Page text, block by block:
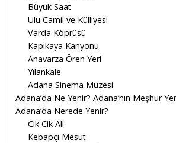
Büyük Saat
Ulu Camii ve Külliyesi
Varda Köprüsü
Kapıkaya Kanyonu
Anavarza Ören Yeri
Yılankale
Adana Sinema Müzesi
Adana’da Ne Yenir? Adana’nın Meşhur
Adana’da Nerede Yenir?
Cik Cik Ali
Kebapçı Mesut